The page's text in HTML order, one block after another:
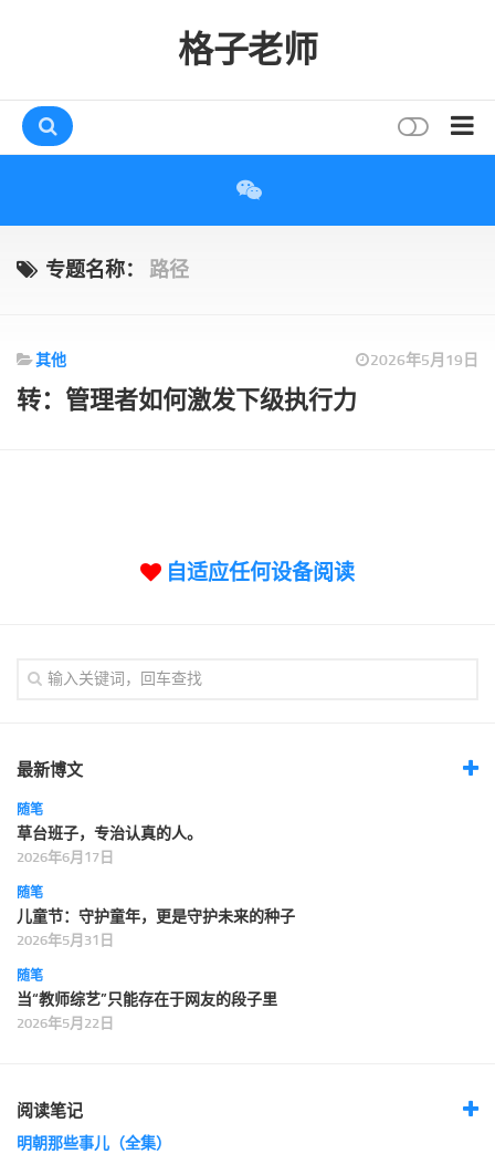
格子老师
互动
友情链接
专题名称： 路径
其他 2026年5月19日
转：管理者如何激发下级执行力
自适应任何设备阅读
最新博文
随笔
草台班子，专治认真的人。
2026年6月17日
随笔
儿童节：守护童年，更是守护未来的种子
2026年5月31日
随笔
当“教师综艺”只能存在于网友的段子里
2026年5月22日
阅读笔记
明朝那些事儿（全集）